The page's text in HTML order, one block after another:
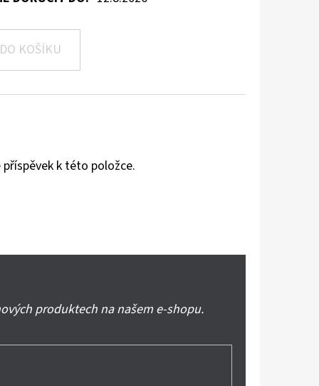
KOŠÍKU
k této položce.
produktech na našem e-shopu.